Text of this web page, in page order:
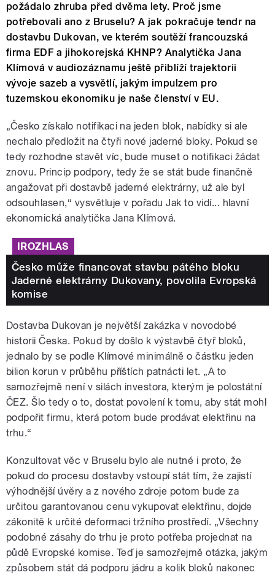
požádalo zhruba před dvěma lety. Proč jsme
potřebovali ano z Bruselu? A jak pokračuje tendr na
dostavbu Dukovan, ve kterém soutěží francouzská
firma EDF a jihokorejská KHNP? Analytička Jana
Klímová v audiozáznamu ještě přiblíží trajektorii
vývoje sazeb a vysvětlí, jakým impulzem pro
tuzemskou ekonomiku je naše členství v EU.
„Česko získalo notifikaci na jeden blok, nabídky si ale
nechalo předložit na čtyři nové jaderné bloky. Pokud se
tedy rozhodne stavět víc, bude muset o notifikaci žádat
znovu. Princip podpory, tedy že se stát bude finančně
angažovat při dostavbě jaderné elektrárny, už ale byl
odsouhlasen,“ vysvětluje v pořadu Jak to vidí... hlavní
ekonomická analytička Jana Klímová.
IROZHLAS
Česko může financovat stavbu pátého bloku
Jaderné elektrárny Dukovany, povolila Evropská
komise
Dostavba Dukovan je největší zakázka v novodobé
historii Česka. Pokud by došlo k výstavbě čtyř bloků,
jednalo by se podle Klímové minimálně o částku jeden
bilion korun v průběhu příštích patnácti let. „A to
samozřejmě není v silách investora, kterým je polostátní
ČEZ. Šlo tedy o to, dostat povolení k tomu, aby stát mohl
podpořit firmu, která potom bude prodávat elektřinu na
trhu.“
Konzultovat věc v Bruselu bylo ale nutné i proto, že
pokud do procesu dostavby vstoupí stát tím, že zajistí
výhodnější úvěry a z nového zdroje potom bude za
určitou garantovanou cenu vykupovat elektřinu, dojde
zákonitě k určité deformaci tržního prostředí. „Všechny
podobné zásahy do trhu je proto potřeba projednat na
půdě Evropské komise. Teď je samozřejmě otázka, jakým
způsobem stát dá podporu jádru a kolik bloků nakonec